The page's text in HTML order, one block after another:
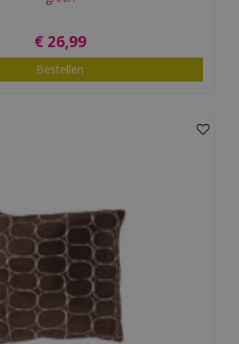
€ 26,99
Bestellen